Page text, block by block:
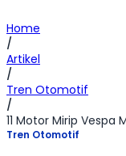
Home
/
Artikel
/
Tren Otomotif
/
11 Motor Mirip Vespa
Tren Otomotif